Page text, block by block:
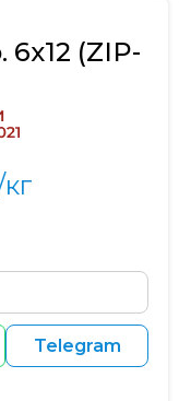
(ZIP-
Telegram